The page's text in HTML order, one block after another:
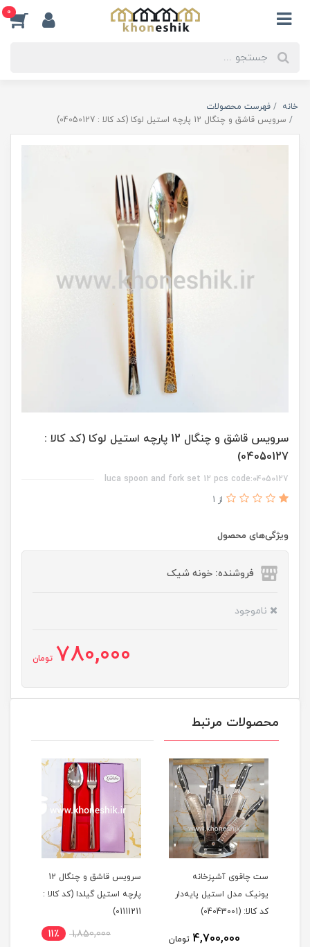
0
خانه
فهرست محصولات
سرویس قاشق و چنگال 12 پارچه استیل لوکا (کد کالا : 04050127)
سرویس قاشق و چنگال 12 پارچه استیل لوکا (کد کالا :
04050127)
luca spoon and fork set 12 pcs code:04050127
از 1
ویژگی‌های محصول
فروشنده: خونه شیک
ناموجود
780,000 تومان
محصولات مرتبط
ست چاقوی آشپزخانه
یونیک مدل استیل پایه‌دار
کد کالا: (04043001)
4,700,000 تومان
سرویس قاشق و چنگال 12
پارچه استیل گیلدا (کد کالا :
01111211)
1,850,000 11٪